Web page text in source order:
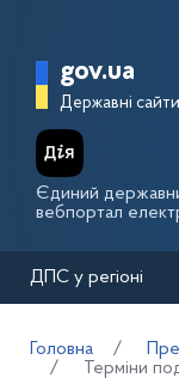
Головна
gov.ua
Державні
Єдиний
вебпортал
ДПС у регіоні
Головна
Терміни